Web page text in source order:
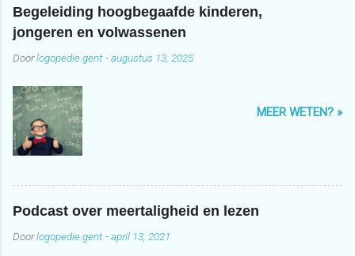
Begeleiding hoogbegaafde kinderen,
jongeren en volwassenen
Doorlogopedie.gent -augustus 13, 2025
MEER WETEN? »
Podcast over meertaligheid en lezen
Doorlogopedie.gent -april 13, 2021